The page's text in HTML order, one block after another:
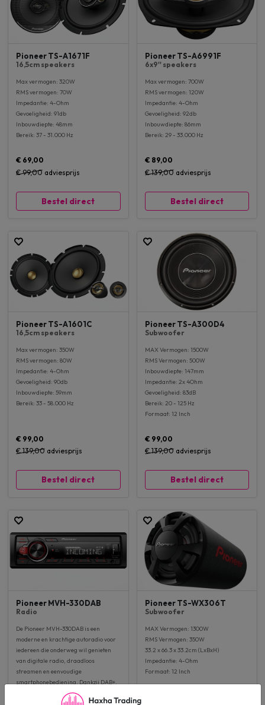
Pioneer TS-A1671F
16,5cm speakers
Max vermogen: 320W
RMS vermogen: 70W
Impedantie: 4-Ohm
Gevoeligheid: 91db
Inbouwdiepte: 48mm
Bereik: 37 - 31.000 Hz
€ 69,00
€ 99,00 adviesprijs
Bestel direct
Pioneer TS-A6991F
6x9'' speakers
Max vermogen: 700W
RMS vermogen: 120W
Impedantie: 4-Ohm
Gevoeligheid: 92db
Inbouwdiepte: 86mm
Bereik: 29 - 33.000 Hz
€ 89,00
€ 139,00adviesprijs
Bestel direct
Pioneer TS-A1601C
16,5cm speakers
Max vermogen: 350W
RMS vermogen: 80W
Impedantie: 4-Ohm
Gevoeligheid: 90db
Inbouwdiepte: 59mm
Bereik: 33 - 58.000 Hz
€ 99,00
€ 139,00 adviesprijs
Bestel direct
Pioneer TS-A300D4
Subwoofer
MAX Vermogen: 1500W
RMS Vermogen: 500W
Inbouwdiepte: 147mm
Impedantie: 2x 4Ohm
Gevoeligheid: 83dB
Bereik: 20 - 125 Hz
Formaat: 12 Inch
€ 99,00
€ 139,00adviesprijs
Bestel direct
Pioneer MVH-330DAB
Radio
De Pioneer MVH-330DAB is een
moderne en krachtige autoradio voor
iedereen die onderweg wil genieten
van digitale radio, draadloos
streamen en eenvoudige
smartphonebediening. Dankzij DAB+,
Bluetooth, USB en Pioneer’s
hoogwaardige audiotechniek haal je
Pioneer TS-WX306T
Subwoofer
MAX Vermogen: 1300W
RMS Vermogen: 350W
33.2 x 66.3 x 33.2cm (LxBxH)
Impedantie: 4-Ohm
Formaat: 12 Inch